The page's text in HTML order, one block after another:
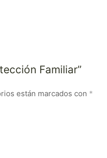
Familiar”
están marcados con *